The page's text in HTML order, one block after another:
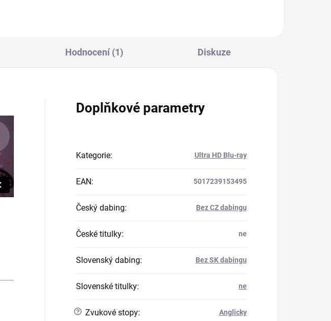
Hodnocení (1) Diskuze
Doplňkové parametry
Kategorie: Ultra HD Blu-ray
EAN: 5017239153495
Český dabing: Bez CZ dabingu
České titulky: ne
Slovenský dabing: Bez SK dabingu
Slovenské titulky: ne
? Zvukové stopy: Anglicky